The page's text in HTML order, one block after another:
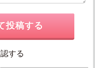
投稿する
する